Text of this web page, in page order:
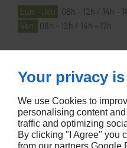
Lun - Jeu
08h -
Ven
08h - 12h / 14h - 17h
À PROPOS
Accueil
Contactez-nous
Mentions légales
Your privacy
We use Cookies to
personalising content
traffic and optimizing
By clicking "I Agree" you
from our partners Google